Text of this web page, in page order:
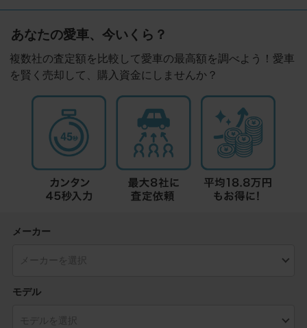
あなたの愛車、今いくら？
複数社の査定額を比較して愛車の最高額を調べよう！愛車
を賢く売却して、購入資金にしませんか？
メーカー
モデル